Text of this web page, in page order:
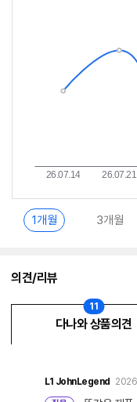
1개월 3개월
의견/리뷰
다나와 상품의견
11
L1 JohnLegend